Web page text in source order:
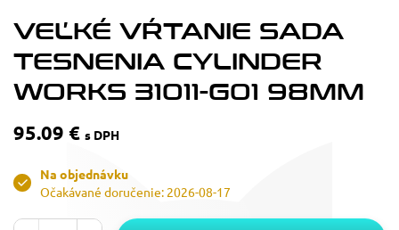
VEĽKÉ VŔTANIE SADA
TESNENIA CYLINDER
WORKS 31011-G01 98MM
95.09 € s DPH
Na objednávku
Očakávané doručenie: 2026-08-17